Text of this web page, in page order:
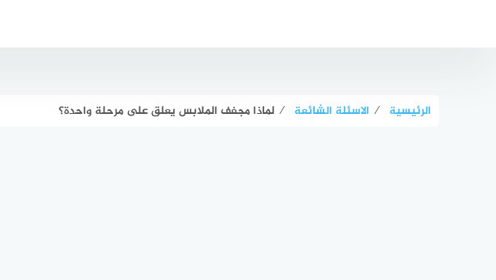
الرئيسية ⁄ الاسئلة الشائعة ⁄ لماذا مجفف الملابس يعلق على مرحلة واحدة؟